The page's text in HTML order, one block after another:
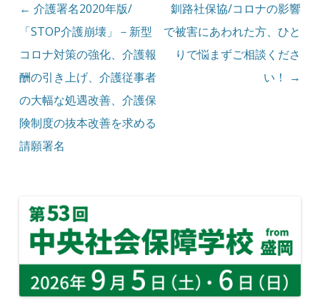
投稿ナビゲーション
← 介護署名2020年版/
「STOP介護崩壊」－新型
コロナ対策の強化、介護報
酬の引き上げ、介護従事者
の大幅な処遇改善、介護保
険制度の抜本改善を求める
請願署名
釧路社保協/コロナの影響
で被害にあわれた方、ひと
りで悩まずご相談くださ
い！
→